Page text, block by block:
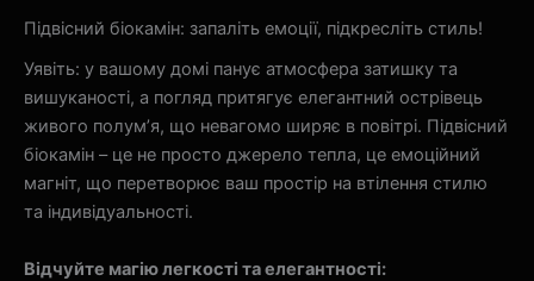
Підвісний біокамін: запаліть емоції, підкресліть стиль!
Уявіть: у вашому домі панує атмосфера затишку та
вишуканості, а погляд притягує елегантний острівець
живого полум’я, що невагомо ширяє в повітрі. Підвісний
біокамін – це не просто джерело тепла, це емоційний
магніт, що перетворює ваш простір на втілення стилю
та індивідуальності.
Відчуйте магію легкості та елегантності: